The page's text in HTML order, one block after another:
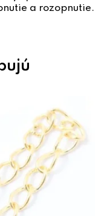
a rozopnutie.